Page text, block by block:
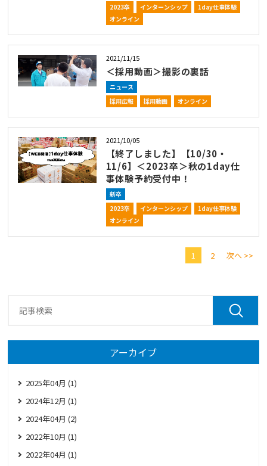
2023卒
インターンシップ
1day仕事体験
オンライン
2021/11/15
＜採用動画＞撮影の裏話
ニュース
採用広報
採用動画 オンライン
2021/10/05
【終了しました】【10/30・
11/6】＜2023卒＞秋の1day仕
事体験予約受付中！
新卒
2023卒
インターンシップ
1day仕事体験
オンライン
1 2 次へ >>
アーカイブ
2025年04月 (1)
2024年12月 (1)
2024年04月 (2)
2022年10月 (1)
2022年04月 (1)